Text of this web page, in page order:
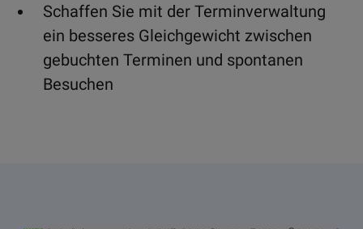
Schaffen Sie mit der Terminverwaltung
ein besseres Gleichgewicht zwischen
gebuchten Terminen und spontanen
Besuchen